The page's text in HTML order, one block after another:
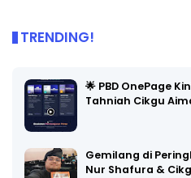
TRENDING!
🌟 PBD OnePage
Tahniah Cikgu
Gemilang di
Nur Shafura &